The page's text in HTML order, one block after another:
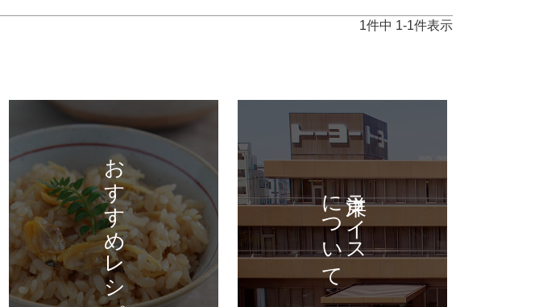
1件中 1-1件表示
おすすめレシピ 東洋ライス
について